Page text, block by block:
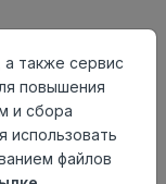
также сервис
повышения
и сбора
использовать
файлов